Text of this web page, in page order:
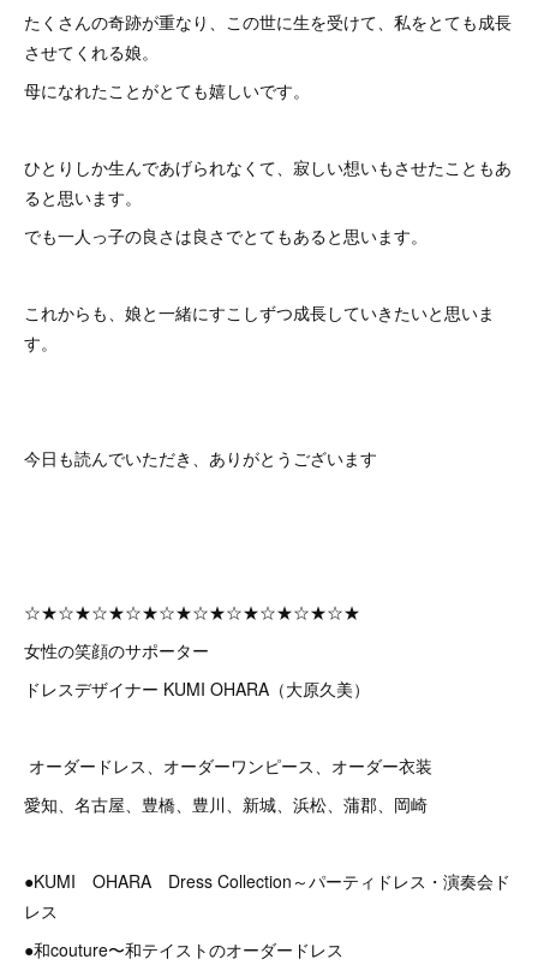
たくさんの奇跡が重なり、この世に生を受けて、私をとても成長
させてくれる娘。
母になれたことがとても嬉しいです。
ひとりしか生んであげられなくて、寂しい想いもさせたこともあ
ると思います。
でも一人っ子の良さは良さでとてもあると思います。
これからも、娘と一緒にすこしずつ成長していきたいと思いま
す。
今日も読んでいただき、ありがとうございます
☆★☆★☆★☆★☆★☆★☆★☆★☆★☆★
女性の笑顔のサポーター
ドレスデザイナー KUMI OHARA（大原久美）
オーダードレス、オーダーワンピース、オーダー衣装
愛知、名古屋、豊橋、豊川、新城、浜松、蒲郡、岡崎
●KUMI OHARA Dress Collection～パーティドレス・演奏会ド
レス
●和couture〜和テイストのオーダードレス